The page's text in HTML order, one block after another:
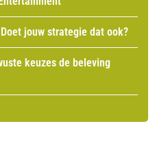
jouw strategie dat ook?
keuzes de beleving